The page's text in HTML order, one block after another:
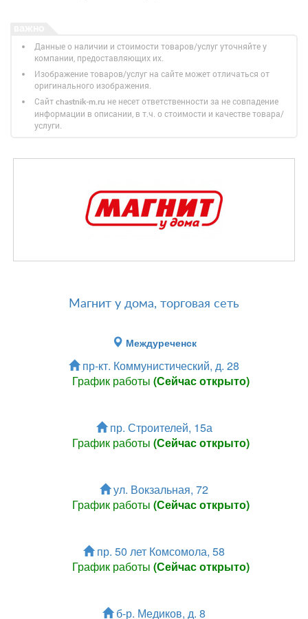
Данные о наличии и стоимости товаров/услуг уточняйте у
компании, предоставляющих их.
Изображение товаров/услуг на сайте может отличаться от
оригинального изображения.
Сайт chastnik-m.ru не несет ответственности за не совпадение
информации в описании, в т.ч. о стоимости и качестве товара/
услуги.
Магнит у дома, торговая сеть
Междуреченск
пр-кт. Коммунистический, д. 28
График работы (Сейчас открыто)
пр. Строителей, 15а
График работы (Сейчас открыто)
ул. Вокзальная, 72
График работы (Сейчас открыто)
пр. 50 лет Комсомола, 58
График работы (Сейчас открыто)
б-р. Медиков, д. 8